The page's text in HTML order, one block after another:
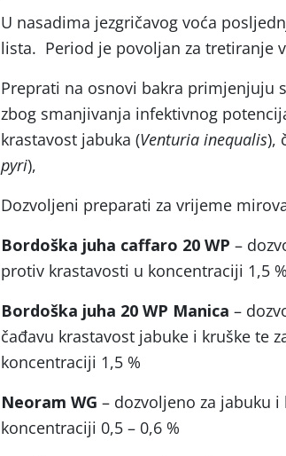
U nasadima jezgričavog voća
lista. Period je povoljan za tretiranje
Preprati na osnovi bakra primjenjuju
zbog smanjivanja infektivnog
krastavost jabuka (Venturia inequalis),
pyri),
Dozvoljeni preparati za vrijeme
Bordoška juha caffaro 20 WP –
protiv krastavosti u koncentraciji 1,5 %
Bordoška juha 20 WP Manica –
čađavu krastavost jabuke i kruške te
koncentraciji 1,5 %
Neoram WG – dozvoljeno za jabuku
koncentraciji 0,5 – 0,6 %